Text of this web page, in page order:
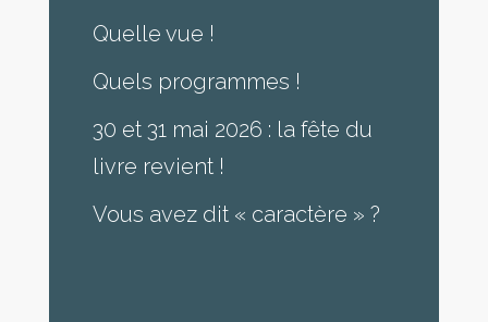
Quelle vue !
Quels programmes !
30 et 31 mai 2026 : la fête du
livre revient !
Vous avez dit « caractère » ?